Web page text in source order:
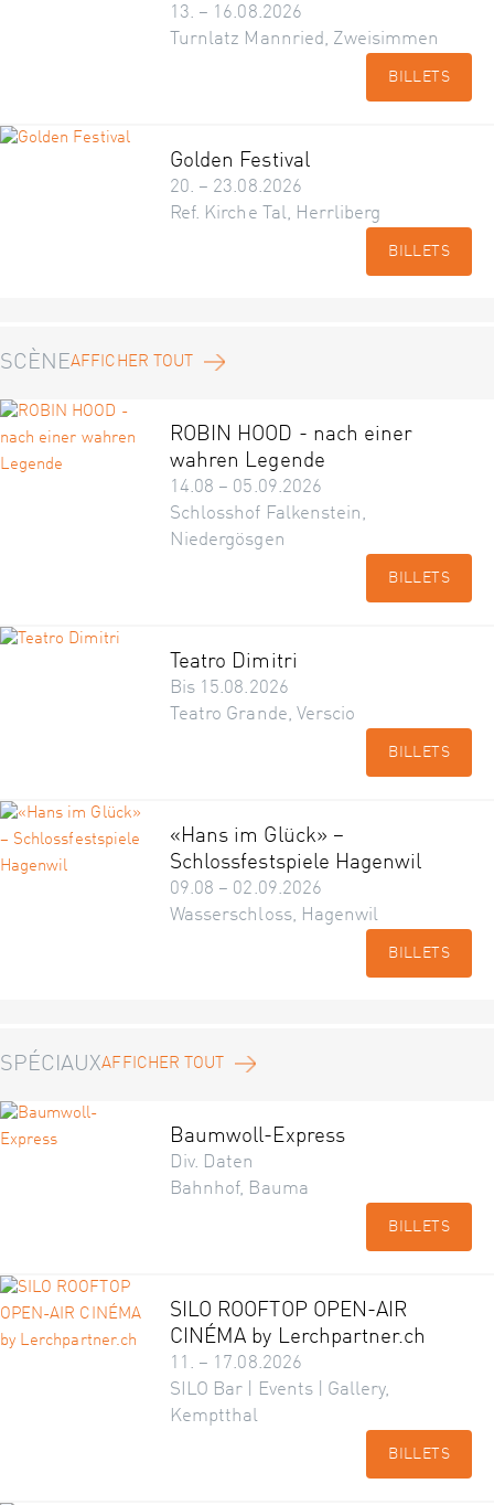
13. – 16.08.2026
Turnlatz Mannried, Zweisimmen
BILLETS
Golden Festival
20. – 23.08.2026
Ref. Kirche Tal, Herrliberg
BILLETS
SCÈNEAFFICHER TOUT
ROBIN HOOD - nach einer
wahren Legende
14.08 – 05.09.2026
Schlosshof Falkenstein,
Niedergösgen
BILLETS
Teatro Dimitri
Bis 15.08.2026
Teatro Grande, Verscio
BILLETS
«Hans im Glück» –
Schlossfestspiele Hagenwil
09.08 – 02.09.2026
Wasserschloss, Hagenwil
BILLETS
SPÉCIAUXAFFICHER TOUT
Baumwoll-Express
Div. Daten
Bahnhof, Bauma
BILLETS
SILO ROOFTOP OPEN-AIR
CINÉMA by Lerchpartner.ch
11. – 17.08.2026
SILO Bar | Events | Gallery,
Kemptthal
BILLETS